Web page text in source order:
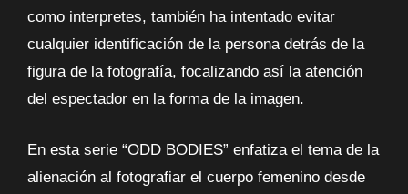
como interpretes, también ha intentado evitar
cualquier identificación de la persona detrás de la
figura de la fotografía, focalizando así la atención
del espectador en la forma de la imagen.
En esta serie “ODD BODIES” enfatiza el tema de la
alienación al fotografiar el cuerpo femenino desde